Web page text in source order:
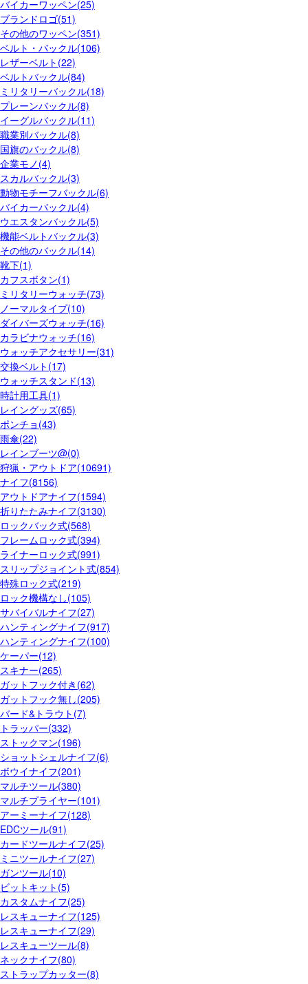
バイカーワッペン(25)
ブランドロゴ(51)
その他のワッペン(351)
ベルト・バックル(106)
レザーベルト(22)
ベルトバックル(84)
ミリタリーバックル(18)
プレーンバックル(8)
イーグルバックル(11)
職業別バックル(8)
国旗のバックル(8)
企業モノ(4)
スカルバックル(3)
動物モチーフバックル(6)
バイカーバックル(4)
ウエスタンバックル(5)
機能ベルトバックル(3)
その他のバックル(14)
靴下(1)
カフスボタン(1)
ミリタリーウォッチ(73)
ノーマルタイプ(10)
ダイバーズウォッチ(16)
カラビナウォッチ(16)
ウォッチアクセサリー(31)
交換ベルト(17)
ウォッチスタンド(13)
時計用工具(1)
レイングッズ(65)
ポンチョ(43)
雨傘(22)
レインブーツ@(0)
狩猟・アウトドア(10691)
ナイフ(8156)
アウトドアナイフ(1594)
折りたたみナイフ(3130)
ロックバック式(568)
フレームロック式(394)
ライナーロック式(991)
スリップジョイント式(854)
特殊ロック式(219)
ロック機構なし(105)
サバイバルナイフ(27)
ハンティングナイフ(917)
ハンティングナイフ(100)
ケーパー(12)
スキナー(265)
ガットフック付き(62)
ガットフック無し(205)
バード&トラウト(7)
トラッパー(332)
ストックマン(196)
ショットシェルナイフ(6)
ボウイナイフ(201)
マルチツール(380)
マルチプライヤー(101)
アーミーナイフ(128)
EDCツール(91)
カードツールナイフ(25)
ミニツールナイフ(27)
ガンツール(10)
ビットキット(5)
カスタムナイフ(25)
レスキューナイフ(125)
レスキューナイフ(29)
レスキューツール(8)
ネックナイフ(80)
ストラップカッター(8)